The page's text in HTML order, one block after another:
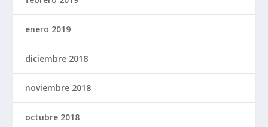
enero 2019
diciembre 2018
noviembre 2018
octubre 2018